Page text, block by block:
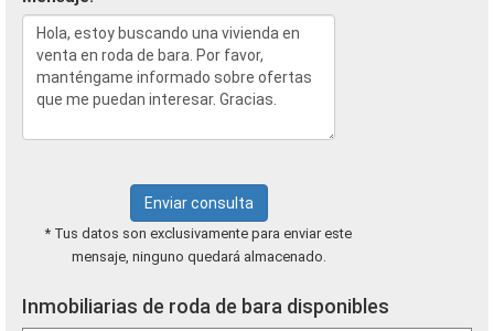
Enviar consulta
* Tus datos son exclusivamente para enviar este
mensaje, ninguno quedará almacenado.
Inmobiliarias de roda de bara disponibles